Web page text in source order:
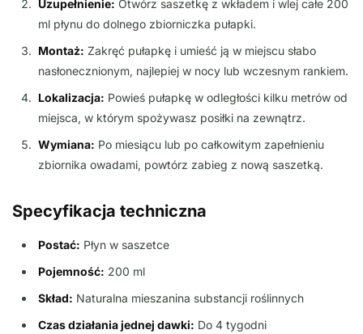
Uzupełnienie: Otwórz saszetkę z wkładem i wlej całe 200
ml płynu do dolnego zbiorniczka pułapki.
Montaż: Zakręć pułapkę i umieść ją w miejscu słabo
nasłonecznionym, najlepiej w nocy lub wczesnym rankiem.
Lokalizacja: Powieś pułapkę w odległości kilku metrów od
miejsca, w którym spożywasz posiłki na zewnątrz.
Wymiana: Po miesiącu lub po całkowitym zapełnieniu
zbiornika owadami, powtórz zabieg z nową saszetką.
Specyfikacja techniczna
Postać: Płyn w saszetce
Pojemność: 200 ml
Skład: Naturalna mieszanina substancji roślinnych
Czas działania jednej dawki: Do 4 tygodni